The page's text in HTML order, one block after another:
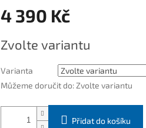
4 390 Kč
cena:
Zvolte variantu
Varianta
Můžeme doručit do: Zvolte variantu
Přidat do košíku